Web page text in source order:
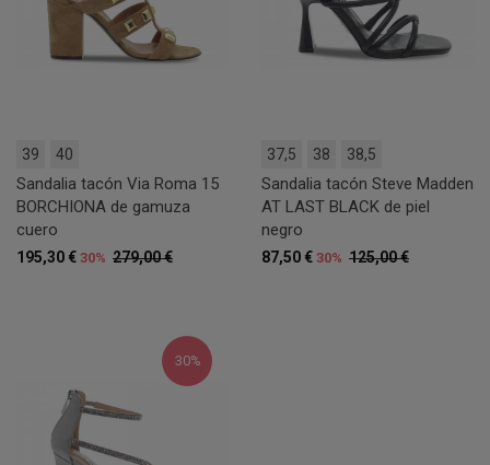
39 40
Sandalia tacón Via Roma 15
BORCHIONA de gamuza
cuero
279,00 €
195,30 € 30%
37,5 38 38,5
Sandalia tacón Steve Madden
AT LAST BLACK de piel
negro
125,00 €
87,50 € 30%
30%